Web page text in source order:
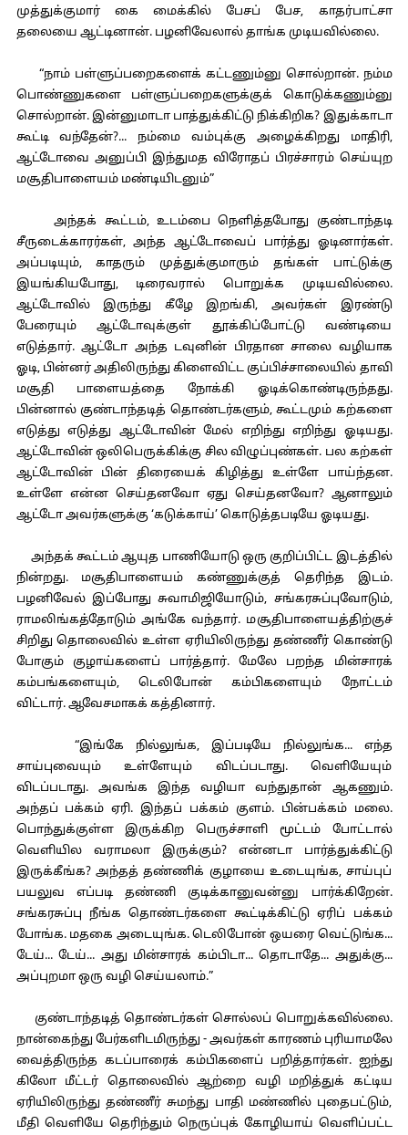
முத்துக்குமார் கை மைக்கில் பேசப் பேச, காதர்பாட்சா
தலையை ஆட்டினான். பழனிவேலால் தாங்க முடியவில்லை.
“நாம் பள்ளுப்பறைகளைக் கட்டணும்னு சொல்றான். நம்ம
பொண்ணுகளை பள்ளுப்பறைகளுக்குக் கொடுக்கணும்னு
சொல்றான். இன்னுமாடா பாத்துக்கிட்டு நிக்கிறிக? இதுக்காடா
கூட்டி வந்தேன்?... நம்மை வம்புக்கு அழைக்கிறது மாதிரி,
ஆட்டோவை அனுப்பி இந்துமத விரோதப் பிரச்சாரம் செய்யுற
மசூதிபாளையம் மண்டியிடனும்”
அந்தக் கூட்டம், உடம்பை நெளித்தபோது குண்டாந்தடி
சீருடைக்காரர்கள், அந்த ஆட்டோவைப் பார்த்து ஓடினார்கள்.
அப்படியும், காதரும் முத்துக்குமாரும் தங்கள் பாட்டுக்கு
இயங்கியபோது, டிரைவரால் பொறுக்க முடியவில்லை.
ஆட்டோவில் இருந்து கீழே இறங்கி, அவர்கள் இரண்டு
பேரையும் ஆட்டோவுக்குள் தூக்கிப்போட்டு வண்டியை
எடுத்தார். ஆட்டோ அந்த டவுனின் பிரதான சாலை வழியாக
ஓடி, பின்னர் அதிலிருந்து கிளைவிட்ட குப்பிச்சாலையில் தாவி
மசூதி பாளையத்தை நோக்கி ஓடிக்கொண்டிருந்தது.
பின்னால் குண்டாந்தடித் தொண்டர்களும், கூட்டமும் கற்களை
எடுத்து எடுத்து ஆட்டோவின் மேல் எறிந்து எறிந்து ஓடியது.
ஆட்டோவின் ஒலிபெருக்கிக்கு சில விழுப்புண்கள். பல கற்கள்
ஆட்டோவின் பின் திரையைக் கிழித்து உள்ளே பாய்ந்தன.
உள்ளே என்ன செய்தனவோ ஏது செய்தனவோ? ஆனாலும்
ஆட்டோ அவர்களுக்கு ‘கடுக்காய்’ கொடுத்தபடியே ஓடியது.
அந்தக் கூட்டம் ஆயுத பாணியோடு ஒரு குறிப்பிட்ட இடத்தில்
நின்றது. மசூதிபாளையம் கண்ணுக்குத் தெரிந்த இடம்.
பழனிவேல் இப்போது சுவாமிஜியோடும், சங்கரசுப்புவோடும்,
ராமலிங்கத்தோடும் அங்கே வந்தார். மசூதிபாளையத்திற்குச்
சிறிது தொலைவில் உள்ள ஏரியிலிருந்து தண்ணீர் கொண்டு
போகும் குழாய்களைப் பார்த்தார். மேலே பறந்த மின்சாரக்
கம்பங்களையும், டெலிபோன் கம்பிகளையும் நோட்டம்
விட்டார். ஆவேசமாகக் கத்தினார்.
“இங்கே நில்லுங்க, இப்படியே நில்லுங்க... எந்த
சாய்புவையும் உள்ளேயும் விடப்படாது. வெளியேயும்
விடப்படாது. அவங்க இந்த வழியா வந்துதான் ஆகணும்.
அந்தப் பக்கம் ஏரி. இந்தப் பக்கம் குளம். பின்பக்கம் மலை.
பொந்துக்குள்ள இருக்கிற பெருச்சாளி மூட்டம் போட்டால்
வெளியில வராமலா இருக்கும்? என்னடா பார்த்துக்கிட்டு
இருக்கீங்க? அந்தத் தண்ணிக் குழாயை உடையுங்க, சாய்புப்
பயலுவ எப்படி தண்ணி குடிக்கானுவன்னு பார்க்கிறேன்.
சங்கரசுப்பு நீங்க தொண்டர்களை கூட்டிக்கிட்டு ஏரிப் பக்கம்
போங்க. மதகை அடையுங்க. டெலிபோன் ஒயரை வெட்டுங்க...
டேய்... டேய்... அது மின்சாரக் கம்பிடா... தொடாதே... அதுக்கு...
அப்புறமா ஒரு வழி செய்யலாம்.”
குண்டாந்தடித் தொண்டர்கள் சொல்லப் பொறுக்கவில்லை.
நான்கைந்து பேர்களிடமிருந்து - அவர்கள் காரணம் புரியாமலே
வைத்திருந்த கடப்பாரைக் கம்பிகளைப் பறித்தார்கள். ஐந்து
கிலோ மீட்டர் தொலைவில் ஆற்றை வழி மறித்துக் கட்டிய
ஏரியிலிருந்து தண்ணீர் சுமந்து பாதி மண்ணில் புதைபட்டும்,
மீதி வெளியே தெரிந்தும் நெருப்புக் கோழியாய் வெளிப்பட்ட